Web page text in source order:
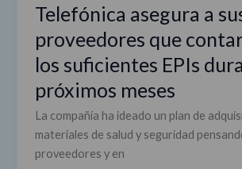
durante
pandemia
Telefónica asegura a
proveedores que
los suficientes EPIs
próximos meses
La compañía ha ideado un plan de
materiales de salud y seguridad
proveedores y en
Telefónica
a
sus
proveedores
que
contarán
con
los